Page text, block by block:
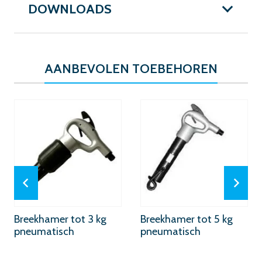
DOWNLOADS
AANBEVOLEN TOEBEHOREN
Breekhamer tot 3 kg
pneumatisch
Breekhamer tot 5 kg
pneumatisch